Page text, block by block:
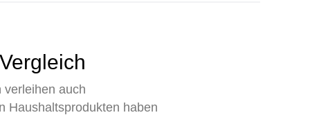
verleihen auch
Haushaltsprodukten haben